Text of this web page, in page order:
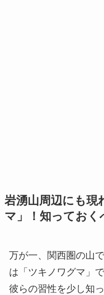
岩湧山周辺にも現
マ」！知っておく
万が一、関西圏の山
は「ツキノワグマ」で
彼らの習性を少し知